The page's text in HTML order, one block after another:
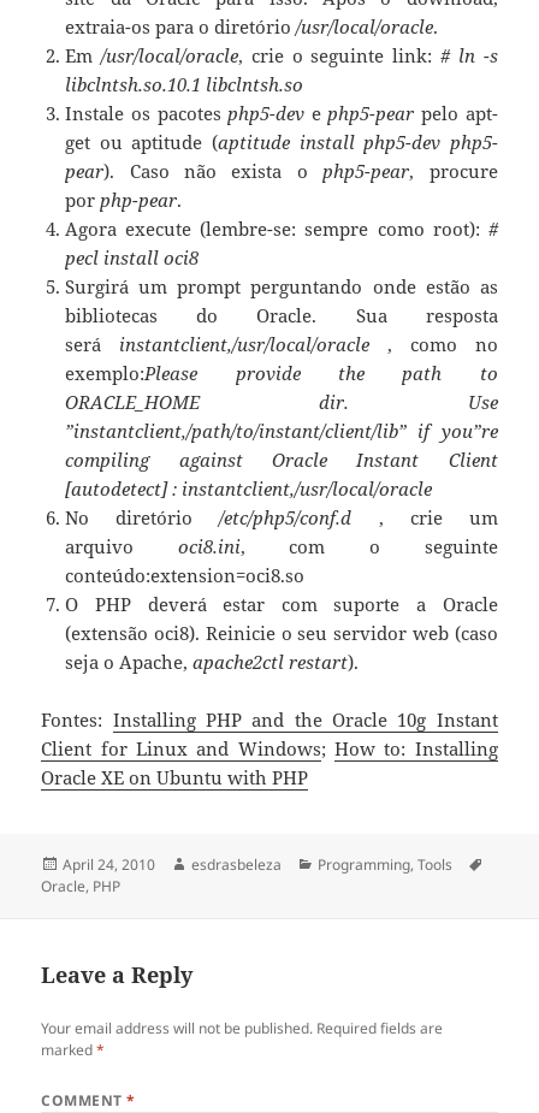
extraia-os para o diretório/usr/local/oracle.
Em/usr/local/oracle, crie o seguinte link:# ln -s
libclntsh.so.10.1 libclntsh.so
Instale os pacotesphp5-dev ephp5-pear pelo apt-
get ou aptitude (aptitude install php5-dev php5-
pear). Caso não exista ophp5-pear, procure
porphp-pear.
Agora execute (lembre-se: sempre como root): #
pecl install oci8
Surgirá um prompt perguntando onde estão as
bibliotecas do Oracle. Sua resposta
será instantclient,/usr/local/oracle , como no
exemplo:Please provide the path to
ORACLE_HOME dir. Use
”instantclient,/path/to/instant/client/lib” if you”re
compiling against Oracle Instant Client
[autodetect] : instantclient,/usr/local/oracle
No diretório /etc/php5/conf.d , crie um
arquivo oci8.ini, com o seguinte
conteúdo:extension=oci8.so
O PHP deverá estar com suporte a Oracle
(extensão oci8). Reinicie o seu servidor web (caso
seja o Apache,apache2ctl restart).
Fontes: Installing PHP and the Oracle 10g Instant
Client for Linux and Windows; How to: Installing
Oracle XE on Ubuntu with PHP
Posted
on
April 24, 2010 Author
esdrasbeleza Categories
Programming,Tools
Oracle, PHP
Leave a Reply
Your email address will not be published. Required fields are
marked*
COMMENT*